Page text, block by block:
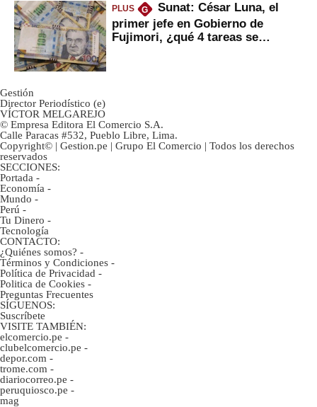
PLUS G
Sunat: César Luna, el
primer jefe en Gobierno de
Fujimori, ¿qué 4 tareas se
Gestión
Director Periodístico (e)
VÍCTOR MELGAREJO
© Empresa Editora El Comercio S.A.
Calle Paracas #532, Pueblo Libre, Lima.
Copyright© | Gestion.pe | Grupo El Comercio | Todos los derechos
reservados
SECCIONES:
Portada -
Economía -
Mundo -
Perú -
Tu Dinero -
Tecnología
CONTACTO:
¿Quiénes somos? -
Términos y Condiciones -
Política de Privacidad -
Politica de Cookies -
Preguntas Frecuentes
SÍGUENOS:
Suscríbete
VISITE TAMBIÉN:
elcomercio.pe -
clubelcomercio.pe -
depor.com -
trome.com -
diariocorreo.pe -
peruquiosco.pe -
mag